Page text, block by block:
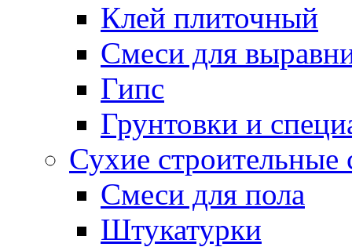
Клей плиточный
Смеси для
Гипс
Грунтовки и
Сухие
Смеси для пола
Штукатурки